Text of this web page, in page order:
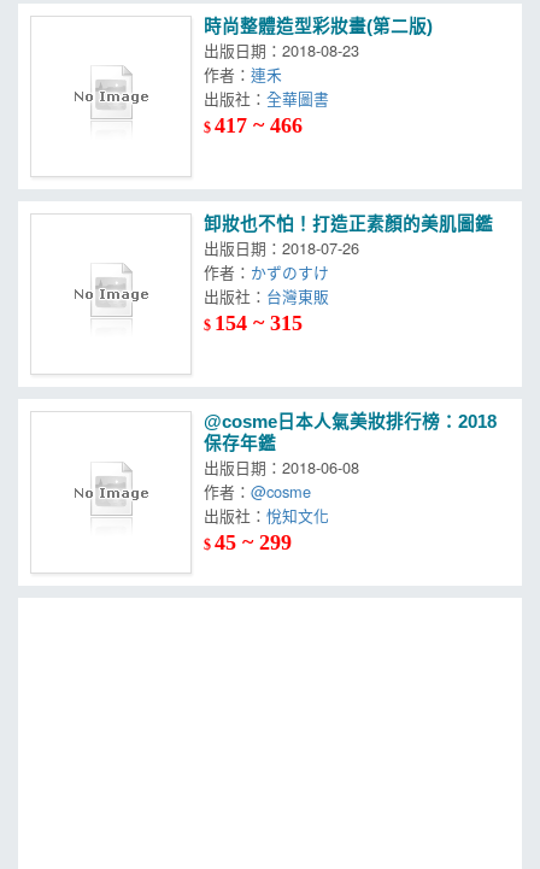
時尚整體造型彩妝畫(第二版)
出版日期：2018-08-23
作者：連禾
出版社：
$417 ~ 466
卸妝也不怕！打造正素顏的美肌圖鑑
出版日期：2018-07-26
作者： かずのすけ
出版社：
$ 154 ~ 315
@cosme日本人氣美妝排行榜：2018
保存年鑑
出版日期：2018-06-08
作者：@cosme
出版社：
$45 ~ 299